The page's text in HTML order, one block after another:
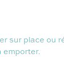
sur place ou
emporter.